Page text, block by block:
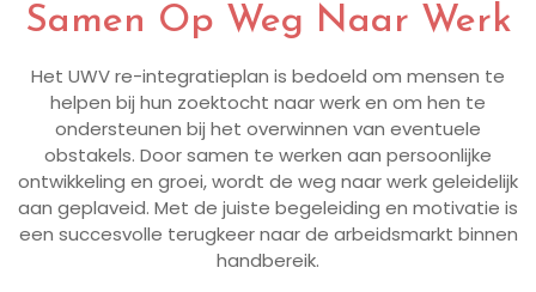
Samen Op Weg Naar Werk
Het UWV re-integratieplan is bedoeld om mensen te
helpen bij hun zoektocht naar werk en om hen te
ondersteunen bij het overwinnen van eventuele
obstakels. Door samen te werken aan persoonlijke
ontwikkeling en groei, wordt de weg naar werk geleidelijk
aan geplaveid. Met de juiste begeleiding en motivatie is
een succesvolle terugkeer naar de arbeidsmarkt binnen
handbereik.